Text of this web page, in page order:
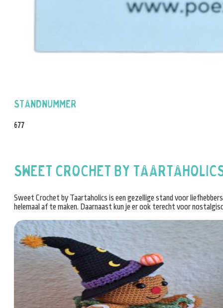
Standnummer
677
Sweet Crochet by
Sweet Crochet by Taartaholics is een gezellige stand voor
helemaal af te maken. Daarnaast kun je er ook terecht voor